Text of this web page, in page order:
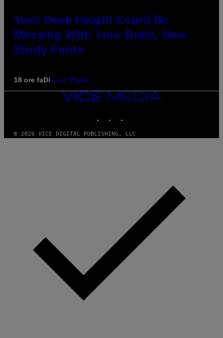
Your Desk Height Could Be
Messing With Your Brain, New
Study Finds
18 ore faDi Luis Prada
VICE
MEDIA
© 2026 VICE DIGITAL PUBLISHING, LLC